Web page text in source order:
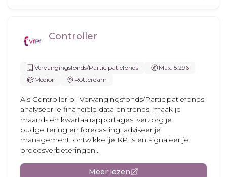
Controller
Vervangingsfonds/Participatiefonds
Max. 5.296
Medior
Rotterdam
Als Controller bij Vervangingsfonds/Participatiefonds
analyseer je financiële data en trends, maak je
maand- en kwartaalrapportages, verzorg je
budgettering en forecasting, adviseer je
management, ontwikkel je KPI’s en signaleer je
procesverbeteringen...
Meer lezen